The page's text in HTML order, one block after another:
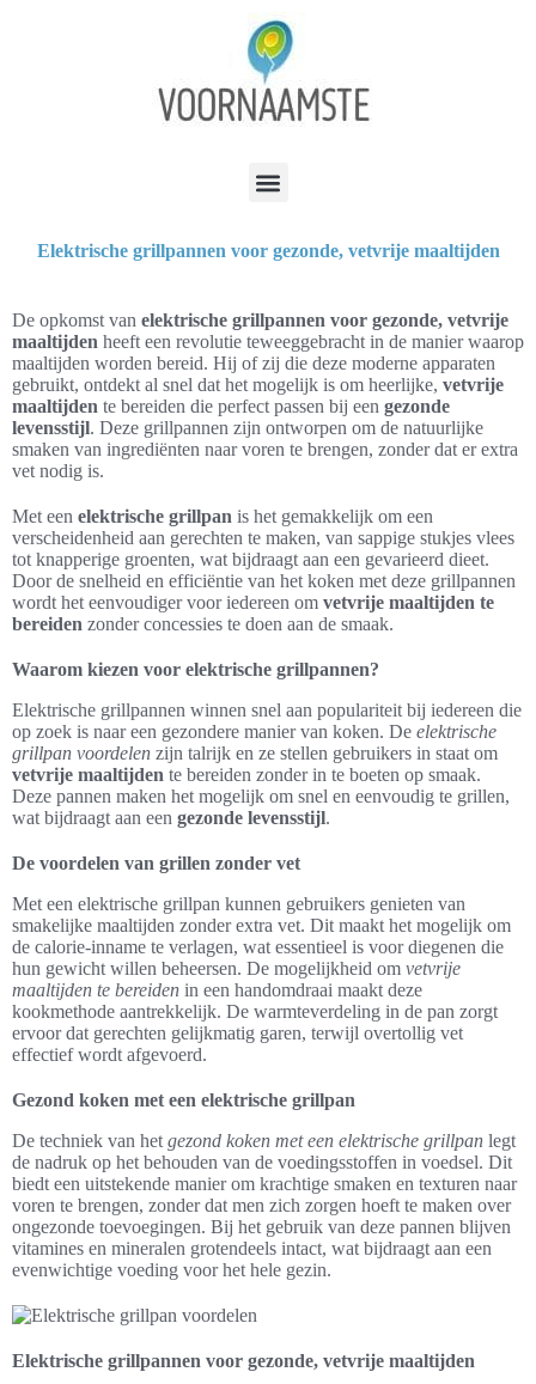
Elektrische grillpannen voor gezonde, vetvrije maaltijden
De opkomst van elektrische grillpannen voor gezonde, vetvrije
maaltijden heeft een revolutie teweeggebracht in de manier waarop
maaltijden worden bereid. Hij of zij die deze moderne apparaten
gebruikt, ontdekt al snel dat het mogelijk is om heerlijke, vetvrije
maaltijden te bereiden die perfect passen bij een gezonde
levensstijl. Deze grillpannen zijn ontworpen om de natuurlijke
smaken van ingrediënten naar voren te brengen, zonder dat er extra
vet nodig is.
Met een elektrische grillpan is het gemakkelijk om een
verscheidenheid aan gerechten te maken, van sappige stukjes vlees
tot knapperige groenten, wat bijdraagt aan een gevarieerd dieet.
Door de snelheid en efficiëntie van het koken met deze grillpannen
wordt het eenvoudiger voor iedereen om vetvrije maaltijden te
bereiden zonder concessies te doen aan de smaak.
Waarom kiezen voor elektrische grillpannen?
Elektrische grillpannen winnen snel aan populariteit bij iedereen die
op zoek is naar een gezondere manier van koken. De elektrische
grillpan voordelen zijn talrijk en ze stellen gebruikers in staat om
vetvrije maaltijden te bereiden zonder in te boeten op smaak.
Deze pannen maken het mogelijk om snel en eenvoudig te grillen,
wat bijdraagt aan een gezonde levensstijl.
De voordelen van grillen zonder vet
Met een elektrische grillpan kunnen gebruikers genieten van
smakelijke maaltijden zonder extra vet. Dit maakt het mogelijk om
de calorie-inname te verlagen, wat essentieel is voor diegenen die
hun gewicht willen beheersen. De mogelijkheid om vetvrije
maaltijden te bereiden in een handomdraai maakt deze
kookmethode aantrekkelijk. De warmteverdeling in de pan zorgt
ervoor dat gerechten gelijkmatig garen, terwijl overtollig vet
effectief wordt afgevoerd.
Gezond koken met een elektrische grillpan
De techniek van het gezond koken met een elektrische grillpan legt
de nadruk op het behouden van de voedingsstoffen in voedsel. Dit
biedt een uitstekende manier om krachtige smaken en texturen naar
voren te brengen, zonder dat men zich zorgen hoeft te maken over
ongezonde toevoegingen. Bij het gebruik van deze pannen blijven
vitamines en mineralen grotendeels intact, wat bijdraagt aan een
evenwichtige voeding voor het hele gezin.
Elektrische grillpannen voor gezonde, vetvrije maaltijden